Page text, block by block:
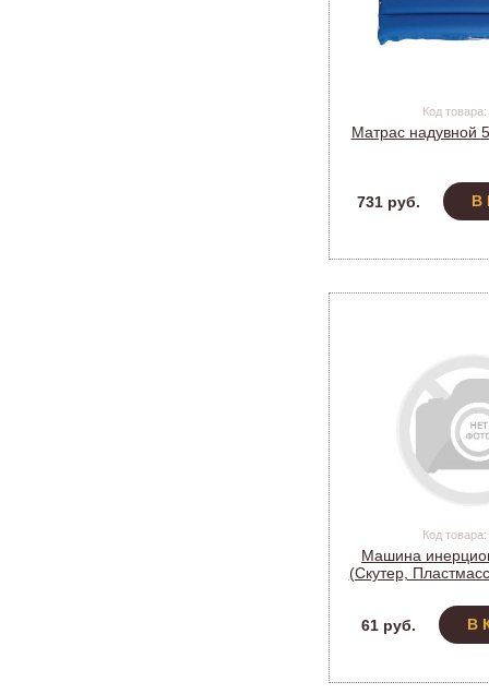
Код
Матрас надувной
731 руб. В
Код
Машина
(Скутер,
61 руб. В